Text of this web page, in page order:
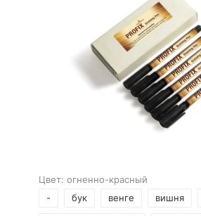
Цвет: огненно-красный
-
бук венге вишня